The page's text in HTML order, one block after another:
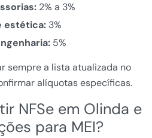
2% a 3%
estética:3%
5%
sempre a lista atualizada no
alíquotas específicas.
NFSe em Olinda e
para MEI?